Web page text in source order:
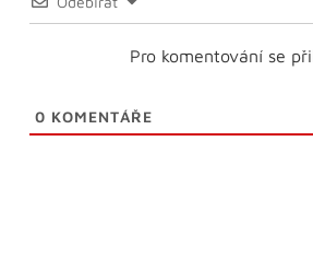
Pro komentování se
0 KOMENTÁŘE